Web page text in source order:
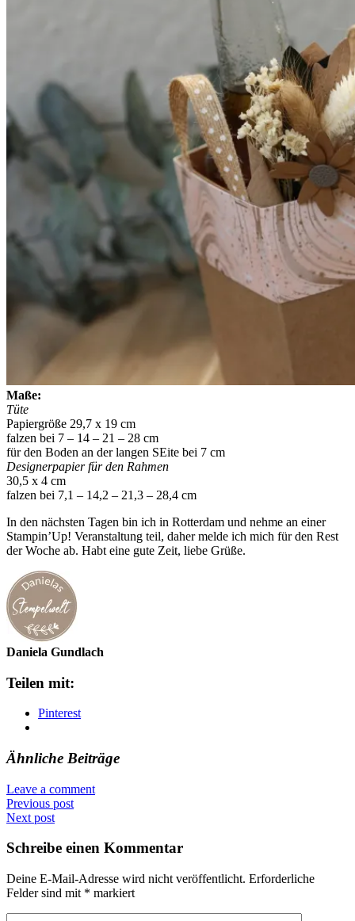
Maße:
Tüte
Papiergröße 29,7 x 19 cm
falzen bei 7 – 14 – 21 – 28 cm
für den Boden an der langen SEite bei 7 cm
Designerpapier für den Rahmen
30,5 x 4 cm
falzen bei 7,1 – 14,2 – 21,3 – 28,4 cm
In den nächsten Tagen bin ich in Rotterdam und nehme an einer
Stampin’Up! Veranstaltung teil, daher melde ich mich für den Rest
der Woche ab. Habt eine gute Zeit, liebe Grüße.
Daniela Gundlach
Teilen mit:
Pinterest
Ähnliche Beiträge
Leave a comment
Previous post
Next post
Schreibe einen Kommentar
Deine E-Mail-Adresse wird nicht veröffentlicht. Erforderliche
Felder sind mit * markiert